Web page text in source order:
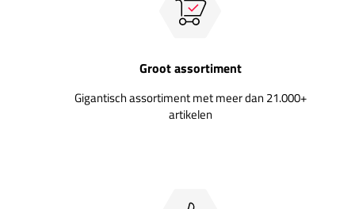
Groot assortiment
Gigantisch assortiment met meer dan 21.000+
artikelen